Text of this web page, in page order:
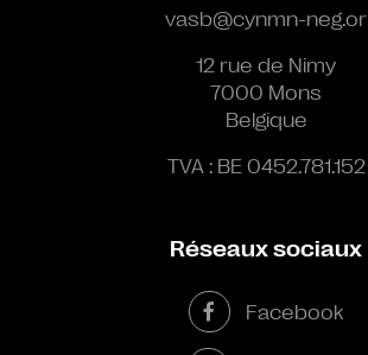
vasb@cynmn-neg.or
12 rue de Nimy
7000 Mons
Belgique
TVA : BE 0452.781.152
Réseaux sociaux
Facebook